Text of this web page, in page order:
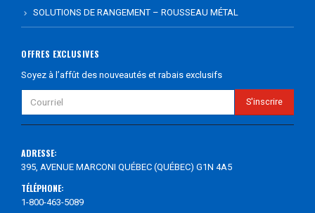
SOLUTIONS DE RANGEMENT – ROUSSEAU MÉTAL
OFFRES EXCLUSIVES
Soyez à l’affût des nouveautés et rabais exclusifs
ADRESSE:
395, AVENUE MARCONI QUÉBEC (QUÉBEC) G1N 4A5
TÉLÉPHONE:
1-800-463-5089